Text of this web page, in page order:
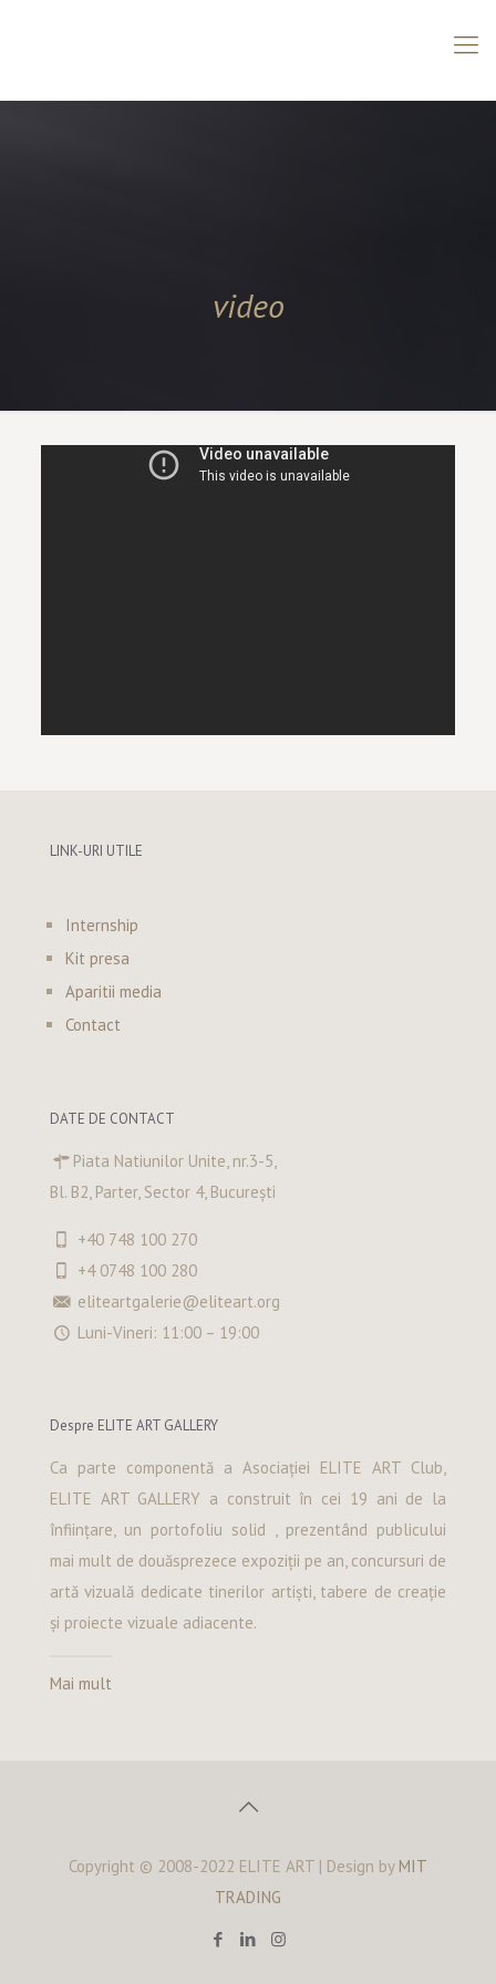
video
LINK-URI UTILE
Internship
Kit presa
Aparitii media
Contact
DATE DE CONTACT
Piata Natiunilor Unite, nr.3-5,
Bl. B2, Parter, Sector 4, București
+40 748 100 270
+4 0748 100 280
eliteartgalerie@eliteart.org
Luni-Vineri: 11:00 – 19:00
Despre ELITE ART GALLERY
Ca parte componentă a Asociației ELITE ART Club,
ELITE ART GALLERY a construit în cei 19 ani de la
înființare, un portofoliu solid , prezentând publicului
mai mult de douăsprezece expoziții pe an, concursuri de
artă vizuală dedicate tinerilor artiști, tabere de creație
și proiecte vizuale adiacente.
Mai mult
Copyright © 2008-2022 ELITE ART | Design by MIT
TRADING